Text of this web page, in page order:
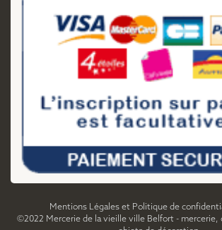
Mentions Légales et Politique de
©2022 Mercerie de la vieille ville Belfort - mercerie,